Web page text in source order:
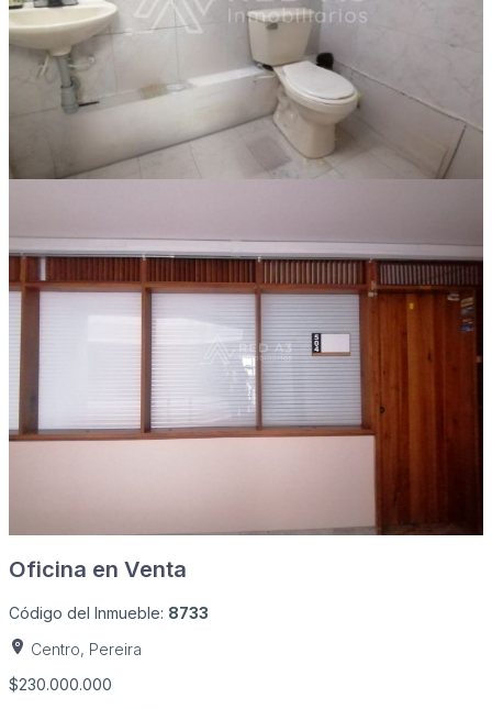
Oficina en Venta
Código del Inmueble: 8733
Centro, Pereira
$230.000.000